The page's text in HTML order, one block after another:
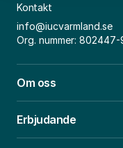
Kontakt
info@iucvarmland.se
Org. nummer: 802447-
Om oss
Erbjudande